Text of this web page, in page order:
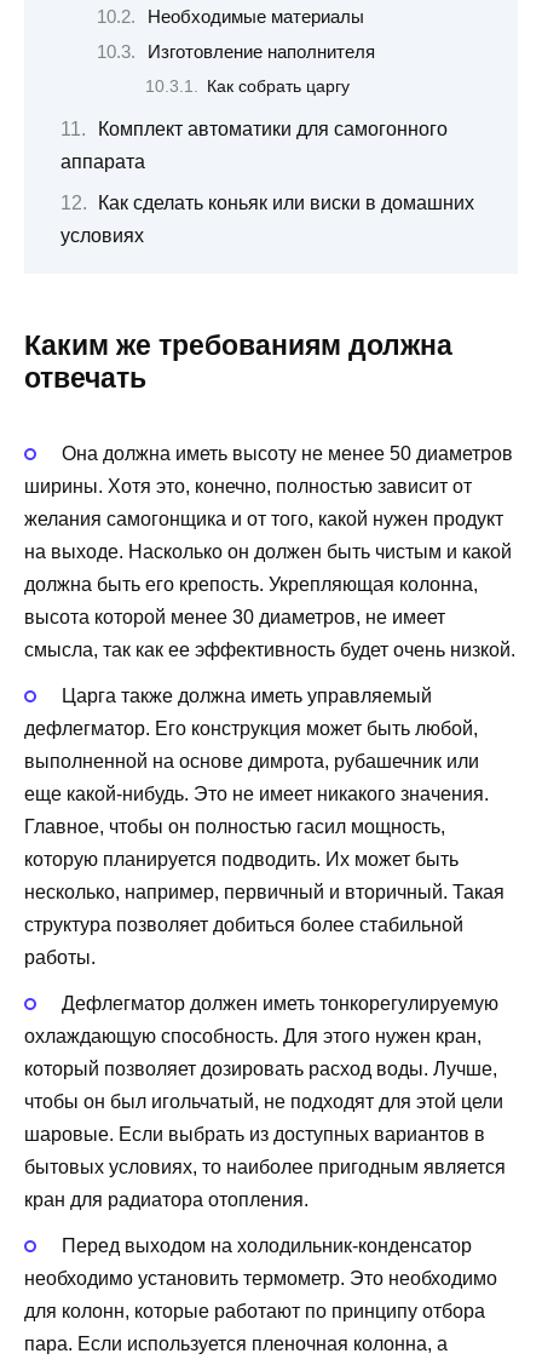
Необходимые материалы
Изготовление наполнителя
Как собрать царгу
Комплект автоматики для самогонного
аппарата
Как сделать коньяк или виски в домашних
условиях
Каким же требованиям должна
отвечать
Она должна иметь высоту не менее 50 диаметров
ширины. Хотя это, конечно, полностью зависит от
желания самогонщика и от того, какой нужен продукт
на выходе. Насколько он должен быть чистым и какой
должна быть его крепость. Укрепляющая колонна,
высота которой менее 30 диаметров, не имеет
смысла, так как ее эффективность будет очень низкой.
Царга также должна иметь управляемый
дефлегматор. Его конструкция может быть любой,
выполненной на основе димрота, рубашечник или
еще какой-нибудь. Это не имеет никакого значения.
Главное, чтобы он полностью гасил мощность,
которую планируется подводить. Их может быть
несколько, например, первичный и вторичный. Такая
структура позволяет добиться более стабильной
работы.
Дефлегматор должен иметь тонкорегулируемую
охлаждающую способность. Для этого нужен кран,
который позволяет дозировать расход воды. Лучше,
чтобы он был игольчатый, не подходят для этой цели
шаровые. Если выбрать из доступных вариантов в
бытовых условиях, то наиболее пригодным является
кран для радиатора отопления.
Перед выходом на холодильник-конденсатор
необходимо установить термометр. Это необходимо
для колонн, которые работают по принципу отбора
пара. Если используется пленочная колонна, а